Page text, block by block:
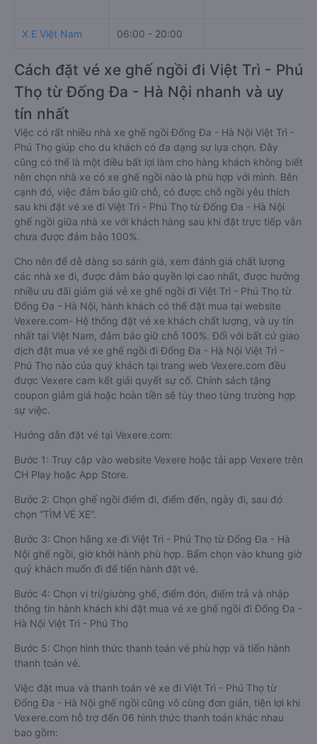
X.E Việt Nam 06:00 - 20:00
Cách đặt vé xe ghế ngồi đi Việt Trì - Phú
Thọ từ Đống Đa - Hà Nội nhanh và uy
tín nhất
Việc có rất nhiều nhà xe ghế ngồi Đống Đa - Hà Nội Việt Trì -
Phú Thọ giúp cho du khách có đa dạng sự lựa chọn. Đây
cũng có thể là một điều bất lợi làm cho hàng khách không biết
nên chọn nhà xe có xe ghế ngồi nào là phù hợp với mình. Bên
cạnh đó, việc đảm bảo giữ chỗ, có được chỗ ngồi yêu thích
sau khi đặt vé xe đi Việt Trì - Phú Thọ từ Đống Đa - Hà Nội
ghế ngồi giữa nhà xe với khách hàng sau khi đặt trực tiếp vẫn
chưa được đảm bảo 100%.
Cho nên để dễ dàng so sánh giá, xem đánh giá chất lượng
các nhà xe đi, được đảm bảo quyền lợi cao nhất, được hưởng
nhiều ưu đãi giảm giá vé xe ghế ngồi đi Việt Trì - Phú Thọ từ
Đống Đa - Hà Nội, hành khách có thể đặt mua tại website
Vexere.com- Hệ thống đặt vé xe khách chất lượng, và uy tín
nhất tại Việt Nam, đảm bảo giữ chỗ 100%. Đối với bất cứ giao
dịch đặt mua vé xe ghế ngồi đi Đống Đa - Hà Nội Việt Trì -
Phú Thọ nào của quý khách tại trang web Vexere.com đều
được Vexere cam kết giải quyết sự cố. Chính sách tặng
coupon giảm giá hoặc hoàn tiền sẽ tùy theo từng trường hợp
sự việc.
Hướng dẫn đặt vé tại Vexere.com:
Bước 1: Truy cập vào website Vexere hoặc tải app Vexere trên
CH Play hoặc App Store.
Bước 2: Chọn ghế ngồi điểm đi, điểm đến, ngày đi, sau đó
chọn “TÌM VÉ XE”.
Bước 3: Chọn hãng xe đi Việt Trì - Phú Thọ từ Đống Đa - Hà
Nội ghế ngồi, giờ khởi hành phù hợp. Bấm chọn vào khung giờ
quý khách muốn đi để tiến hành đặt vé.
Bước 4: Chọn vị trí/giường ghế, điểm đón, điểm trả và nhập
thông tin hành khách khi đặt mua vé xe ghế ngồi đi Đống Đa -
Hà Nội Việt Trì - Phú Thọ
Bước 5: Chọn hình thức thanh toán vé phù hợp và tiến hành
thanh toán vé.
Việc đặt mua và thanh toán vé xe đi Việt Trì - Phú Thọ từ
Đống Đa - Hà Nội ghế ngồi cũng vô cùng đơn giản, tiện lợi khi
Vexere.com hỗ trợ đến 06 hình thức thanh toán khác nhau
bao gồm: